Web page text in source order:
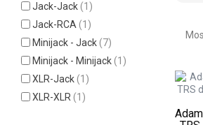
Jack-Jack(1)
Jack-RCA(1)
Minijack - Jack(7)
Minijack - Minijack(1)
XLR-Jack(1)
XLR-XLR(1)